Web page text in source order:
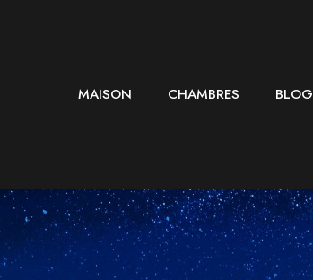
MAISON CHAMBRES BLOG